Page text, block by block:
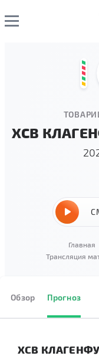
ХСВ
Главная
Трансляция
Обзор Прогноз
ХСВ